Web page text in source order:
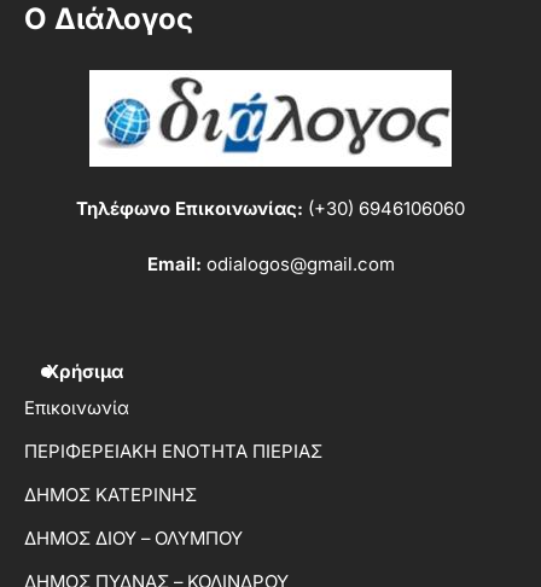
Ο Διάλογος
Τηλέφωνο Επικοινωνίας: (+30) 6946106060
Email: odialogos@gmail.com
Χρήσιμα
Επικοινωνία
ΠΕΡΙΦΕΡΕΙΑΚΗ ΕΝΟΤΗΤΑ ΠΙΕΡΙΑΣ
ΔΗΜΟΣ ΚΑΤΕΡΙΝΗΣ
ΔΗΜΟΣ ΔΙΟΥ – ΟΛΥΜΠΟΥ
ΔΗΜΟΣ ΠΥΔΝΑΣ – ΚΟΛΙΝΔΡΟΥ